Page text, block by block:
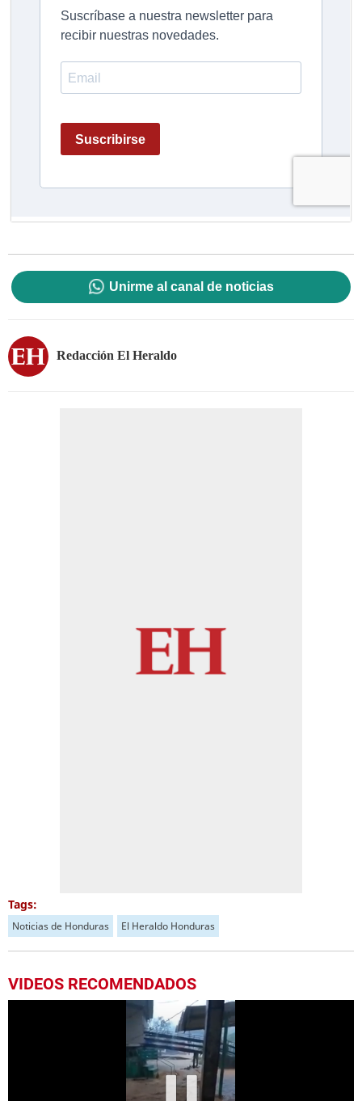
Unirme al canal de noticias
Redacción El Heraldo
Tags:
Noticias de Honduras El Heraldo Honduras
VIDEOS RECOMENDADOS